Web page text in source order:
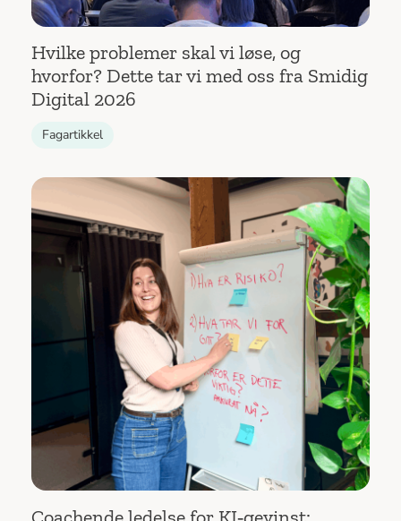
Hvilke problemer skal vi løse, og
hvorfor? Dette tar vi med oss fra Smidig
Digital 2026
Fagartikkel